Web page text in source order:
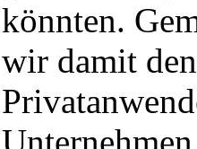
könnten.
wir damit